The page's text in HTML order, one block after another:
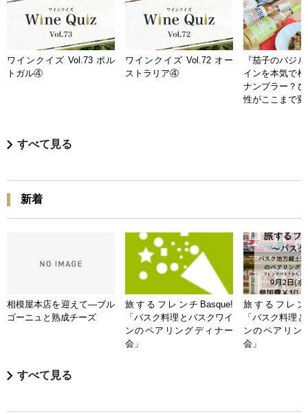
ワインクイズ Vol.73 ポル
トガル④
ワインクイズ Vol.72 オー
ストラリア④
『茄子のバジ
インを本気で
ナンプラー？
性がここまで
すべて見る
新着
相模屋本店を迎えて―ブル
ゴーニュと熟成チーズ
旅するフレンチBasque!
「バスク料理とバスクワイ
ンのペアリングディナー
会」
旅するフレン
「バスク料理
ンのペアリン
会」
すべて見る